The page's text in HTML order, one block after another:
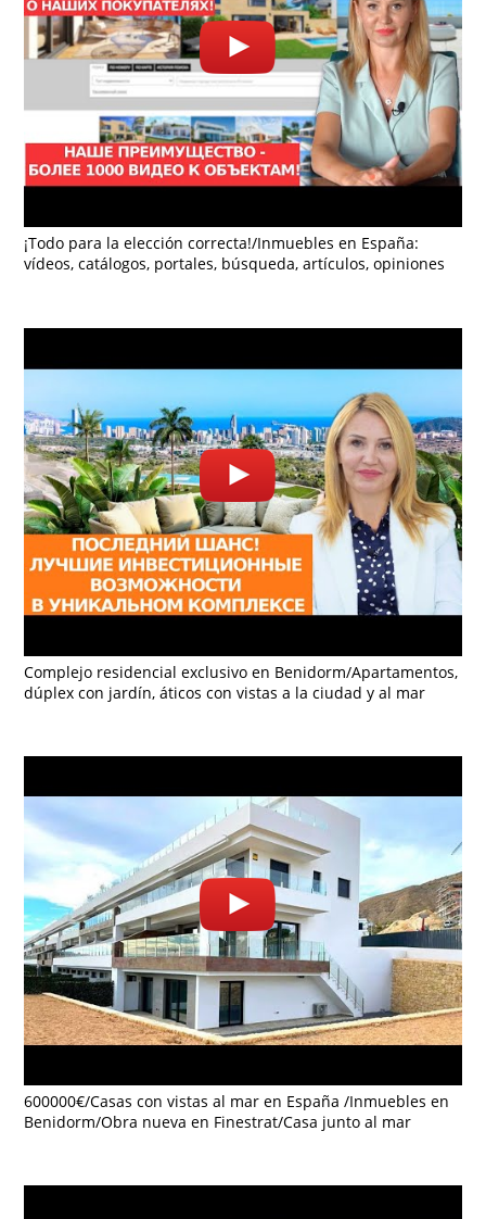
¡Todo para la elección correcta!/Inmuebles en España:
vídeos, catálogos, portales, búsqueda, artículos, opiniones
Complejo residencial exclusivo en Benidorm/Apartamentos,
dúplex con jardín, áticos con vistas a la ciudad y al mar
600000€/Casas con vistas al mar en España /Inmuebles en
Benidorm/Obra nueva en Finestrat/Casa junto al mar